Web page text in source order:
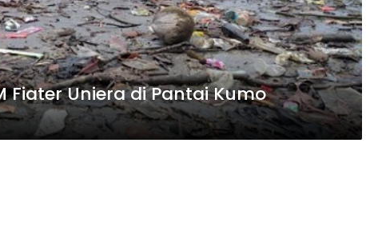
Fiater Uniera di Pantai Kumo